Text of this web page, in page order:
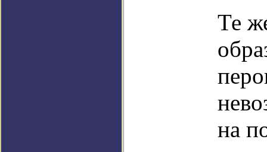
Те
на